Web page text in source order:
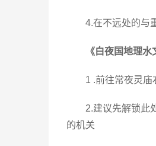
4.在不远处的与
《白夜国地理水
1 .前往常夜灵
2.建议先解锁此
的机关